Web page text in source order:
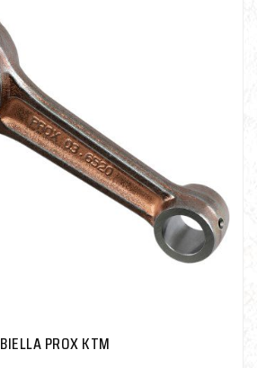
BIELLA PROX KTM